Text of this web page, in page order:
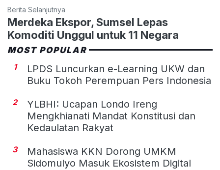
Berita Selanjutnya
Merdeka Ekspor, Sumsel Lepas
Komoditi Unggul untuk 11 Negara
MOST POPULAR
1
LPDS Luncurkan e-Learning UKW dan
Buku Tokoh Perempuan Pers Indonesia
2
YLBHI: Ucapan Londo Ireng
Mengkhianati Mandat Konstitusi dan
Kedaulatan Rakyat
3
Mahasiswa KKN Dorong UMKM
Sidomulyo Masuk Ekosistem Digital